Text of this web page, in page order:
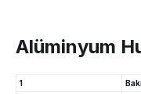
Alüminyum
1